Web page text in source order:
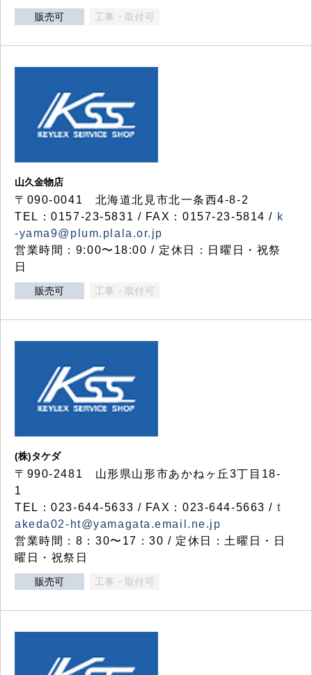
販売可 工事・取付可
山久金物店
〒090-0041 北海道北見市北一条西4-8-2
TEL：0157-23-5831 / FAX：0157-23-5814 / k
-yama9@plum.plala.or.jp
営業時間：9:00〜18:00 / 定休日：日曜日・祝祭
日
販売可 工事・取付可
(株)タケダ
〒990-2481 山形県山形市あかねヶ丘3丁目18-
1
TEL：023-644-5633 / FAX：023-644-5663 / t
akeda02-ht@yamagata.email.ne.jp
営業時間：8：30〜17：30 / 定休日：土曜日・日
曜日・祝祭日
販売可 工事・取付可